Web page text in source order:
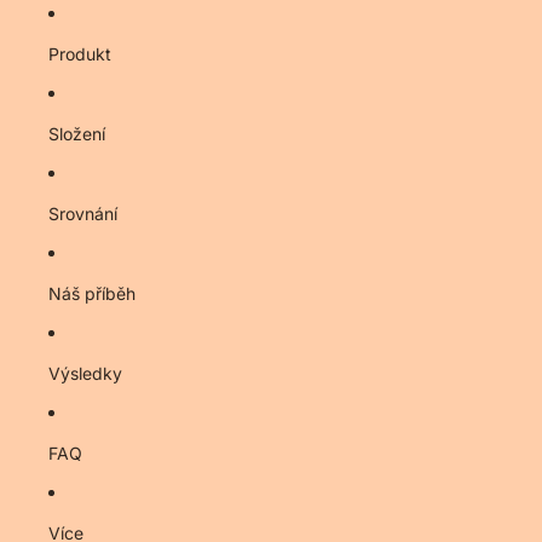
Produkt
Složení
Srovnání
Náš příběh
Výsledky
FAQ
Více